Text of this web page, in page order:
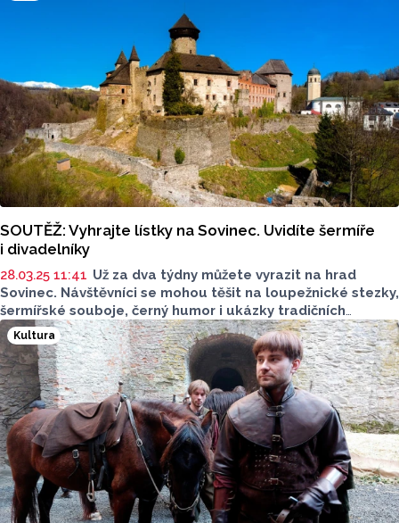
SOUTĚŽ: Vyhrajte lístky na Sovinec. Uvidíte šermíře
i divadelníky
28.03.25 11:41 Už za dva týdny můžete vyrazit na hrad
Sovinec. Návštěvníci se mohou těšit na loupežnické stezky,
šermířské souboje, černý humor i ukázky tradičních
řemesel. Na víkendový program Přízrak z temné věže
můžete teď společně s Olomouckým Reportem vyhrát
vstupenky. Soutěž byla ukončena.
Kultura